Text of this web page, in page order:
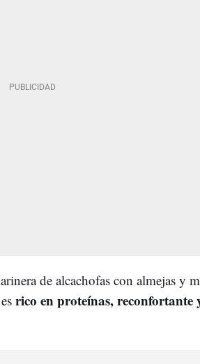
de alcachofas con almejas y
rico en proteínas, reconfortante